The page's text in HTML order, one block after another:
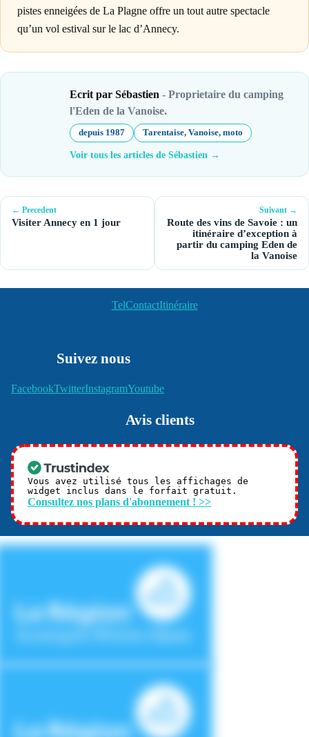
pistes enneigées de La Plagne offre un tout autre spectacle
qu’un vol estival sur le lac d’Annecy.
Ecrit par Sébastien - Proprietaire du camping
l'Eden de la Vanoise.
depuis 1987 Tarentaise, Vanoise, moto
Voir tous les articles de Sébastien →
← Precedent
Visiter Annecy en 1 jour
Suivant →
Route des vins de Savoie : un
itinéraire d’exception à
partir du camping Eden de
la Vanoise
Suivez nous
FacebookTwitterInstagramYoutube
Avis clients
Vous avez utilisé tous les affichages de
widget inclus dans le forfait gratuit.
Consultez nos plans d'abonnement ! >>
TelContactItinéraire